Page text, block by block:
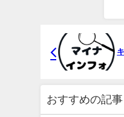
おすすめの記事